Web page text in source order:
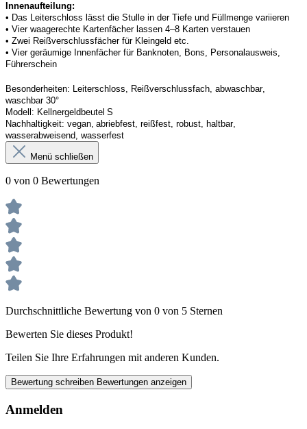
Innenaufteilung:
• Das Leiterschloss lässt die Stulle in der Tiefe und Füllmenge variieren
• Vier waagerechte Kartenfächer lassen 4–8 Karten verstauen
• Zwei Reißverschlussfächer für Kleingeld etc.
• Vier geräumige Innenfächer für Banknoten, Bons, Personalausweis,
Führerschein
Besonderheiten: Leiterschloss, Reißverschlussfach, abwaschbar,
waschbar 30°
Modell: Kellnergeldbeutel S
Nachhaltigkeit: vegan, abriebfest, reißfest, robust, haltbar,
wasserabweisend, wasserfest
Menü schließen
0 von 0 Bewertungen
Durchschnittliche Bewertung von 0 von 5 Sternen
Bewerten Sie dieses Produkt!
Teilen Sie Ihre Erfahrungen mit anderen Kunden.
Bewertung schreiben Bewertungen anzeigen
Anmelden